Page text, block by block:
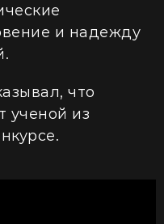
и надежду
что
ученой из